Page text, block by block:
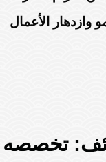
وازدهار الأعمال
تخصصه